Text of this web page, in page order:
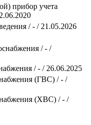
прибор учета
/ - / 21.05.2026
/ - /
/ - / 26.06.2025
(ГВС) / - /
(ХВС) / - /